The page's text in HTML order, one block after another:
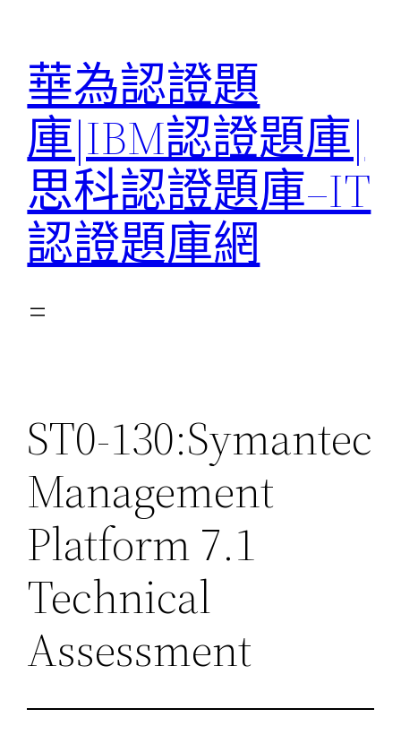
華為認證題
庫|IBM認證題庫|
思科認證題庫–IT
認證題庫網
ST0-130:Symantec
Management
Platform 7.1
Technical
Assessment